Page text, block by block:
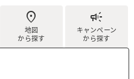
location_on
地図
から探す
campaign
キャンペーン
から探す
ウザ】
ラウザからご利用く